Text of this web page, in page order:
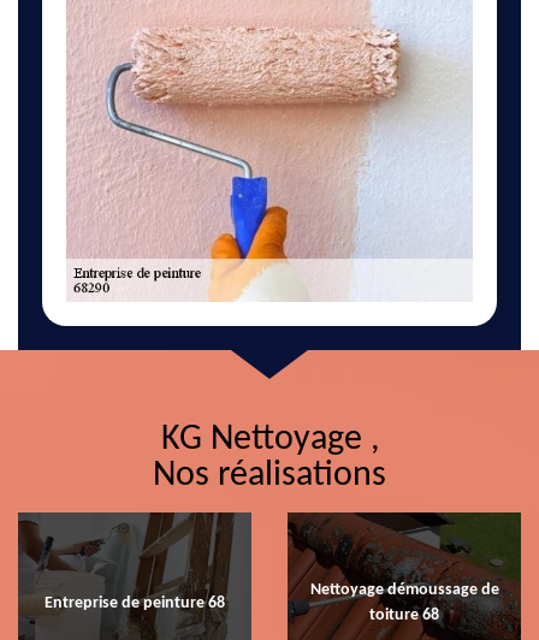
KG Nettoyage ,
Nos réalisations
Entreprise de peinture 68
Nettoyage démoussage de
toiture 68